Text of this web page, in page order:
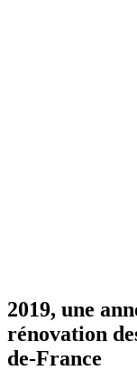
2019, une
rénovation
de-France